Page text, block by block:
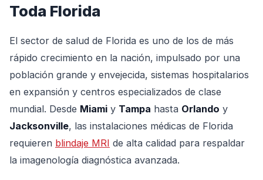
Toda Florida
El sector de salud de Florida es uno de los de más
rápido crecimiento en la nación, impulsado por una
población grande y envejecida, sistemas hospitalarios
en expansión y centros especializados de clase
mundial. Desde Miami y Tampa hasta Orlando y
Jacksonville, las instalaciones médicas de Florida
requieren blindaje MRI de alta calidad para respaldar
la imagenología diagnóstica avanzada.